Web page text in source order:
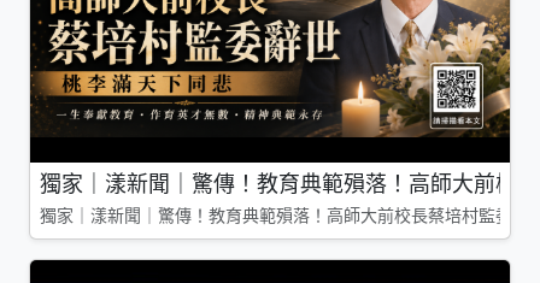
獨家｜漾新聞｜驚傳！教育典範殞落！高師大前校
獨家｜漾新聞｜驚傳！教育典範殞落！高師大前校長蔡培村監委